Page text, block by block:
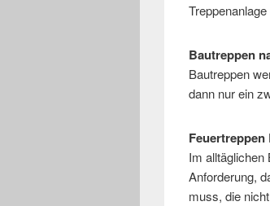
Bautreppen
Bautreppen
dann nur ein
Im
Anforderung,
muss, die